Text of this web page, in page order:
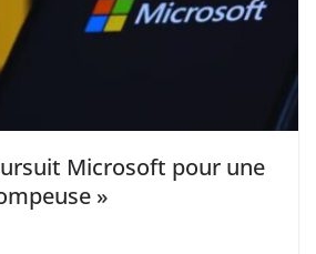
Microsoft pour une
»